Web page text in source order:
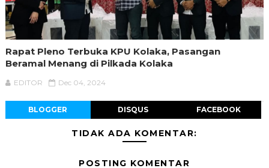
Rapat Pleno Terbuka KPU Kolaka, Pasangan
Beramal Menang di Pilkada Kolaka
EDITOR Dec 04, 2024
BLOGGER DISQUS FACEBOOK
TIDAK ADA KOMENTAR:
POSTING KOMENTAR